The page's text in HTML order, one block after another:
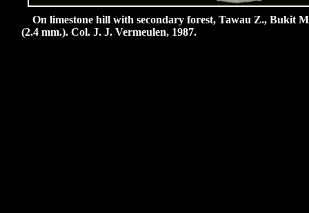
On limestone hill with secondary forest, Tawau Z., Bukit
(2.4 mm.). Col. J. J. Vermeulen, 1987.